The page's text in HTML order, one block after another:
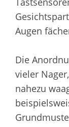
Augen
Die
vieler
nahezu